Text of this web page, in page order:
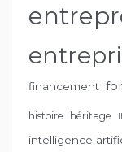
financement
histoire héritage
intelligence